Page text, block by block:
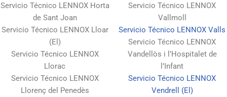
Servicio Técnico LENNOX Horta
de Sant Joan
Servicio Técnico LENNOX Lloar
(El)
Servicio Técnico LENNOX
Llorac
Servicio Técnico LENNOX
Llorenç del Penedès
Servicio Técnico LENNOX
Vallmoll
Servicio Técnico LENNOX Valls
Servicio Técnico LENNOX
Vandellòs i l’Hospitalet de
l’Infant
Servicio Técnico LENNOX
Vendrell (El)